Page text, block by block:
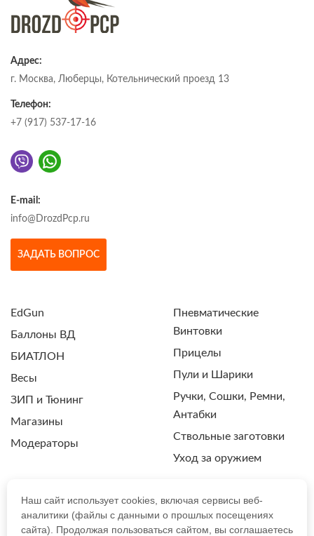
Адрес:
г. Москва, Люберцы, Котельнический проезд 13
Телефон:
+7 (917) 537-17-16
E-mail:
info@DrozdPcp.ru
ЗАДАТЬ ВОПРОС
EdGun
Баллоны ВД
БИАТЛОН
Весы
ЗИП и Тюнинг
Магазины
Модераторы
Пневматические
Винтовки
Прицелы
Пули и Шарики
Ручки, Сошки, Ремни,
Антабки
Ствольные заготовки
Уход за оружием
ПОЛИТИКА КОНФИДЕНЦИАЛЬНОСТИ
Наш сайт использует cookies, включая сервисы веб-
аналитики (файлы с данными о прошлых посещениях
сайта). Продолжая пользоваться сайтом, вы соглашаетесь